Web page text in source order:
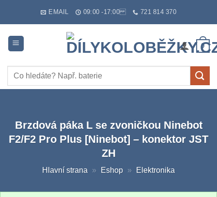
EMAIL 09:00 -17:00 721 814 370
0
Hledat:
Brzdová páka L se zvoničkou Ninebot
F2/F2 Pro Plus [Ninebot] – konektor JST
ZH
Hlavní strana » Eshop » Elektronika